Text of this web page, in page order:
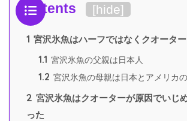
Contents [hide]
1 宮沢氷魚はハーフではなくクオーター
1.1 宮沢氷魚の父親は日本人
1.2 宮沢氷魚の母親は日本とアメリカ
2 宮沢氷魚はクオーターが原因でいじ
った